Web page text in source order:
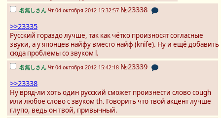
名無しさん Чт 04 октября 2012 15:32:57 №23338
>>23335
Русский гораздо лучше, так как чётко произносят согласные
звуки, а у японцев найфу вместо найф (knife). Ну и ещё добавить
сюда проблемы со звуком l.
名無しさん Чт 04 октября 2012 15:42:18 №23339
>>23338
Ну вряд-ли хоть один русский сможет произнести слово cough
или любое слово с звуком th. Говорить что твой акцент лучше
глупо, ведь он твой, привычный.